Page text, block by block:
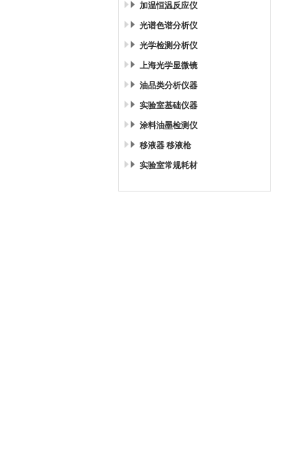
加温恒温反应仪
光谱色谱分析仪
光学检测分析仪
上海光学显微镜
油品类分析仪器
实验室基础仪器
涂料油墨检测仪
移液器 移液枪
实验室常规耗材